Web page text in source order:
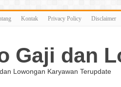
Kontak Privacy Policy Disclaimer
Gaji dan
Lowongan Karyawan Terupdate